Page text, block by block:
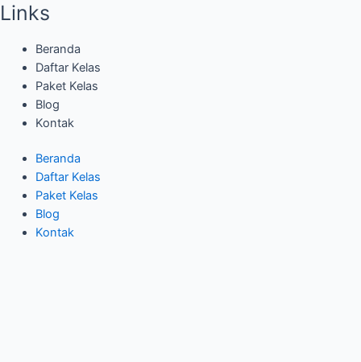
Links
Beranda
Daftar Kelas
Paket Kelas
Blog
Kontak
Beranda
Daftar Kelas
Paket Kelas
Blog
Kontak